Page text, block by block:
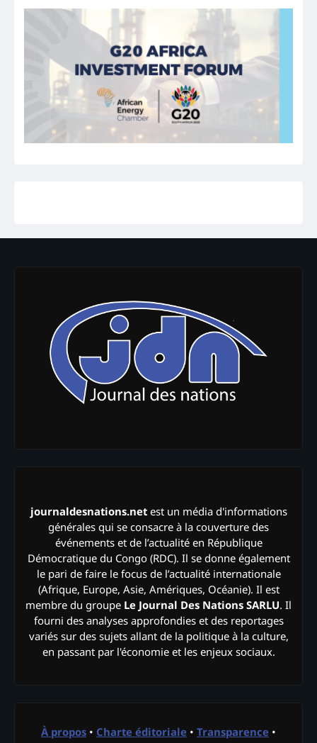
journaldesnations.netest un média d'informations
générales qui se consacre à la couverture des
événements et de l’actualité en République
Démocratique du Congo (RDC). Il se donne également
le pari de faire le focus de l’actualité internationale
(Afrique, Europe, Asie, Amériques, Océanie). Il est
membre du groupe Le Journal Des Nations SARLU. Il
fourni des analyses approfondies et des reportages
variés sur des sujets allant de la politique à la culture,
en passant par l'économie et les enjeux sociaux.
À propos • Charte éditoriale • Transparence •